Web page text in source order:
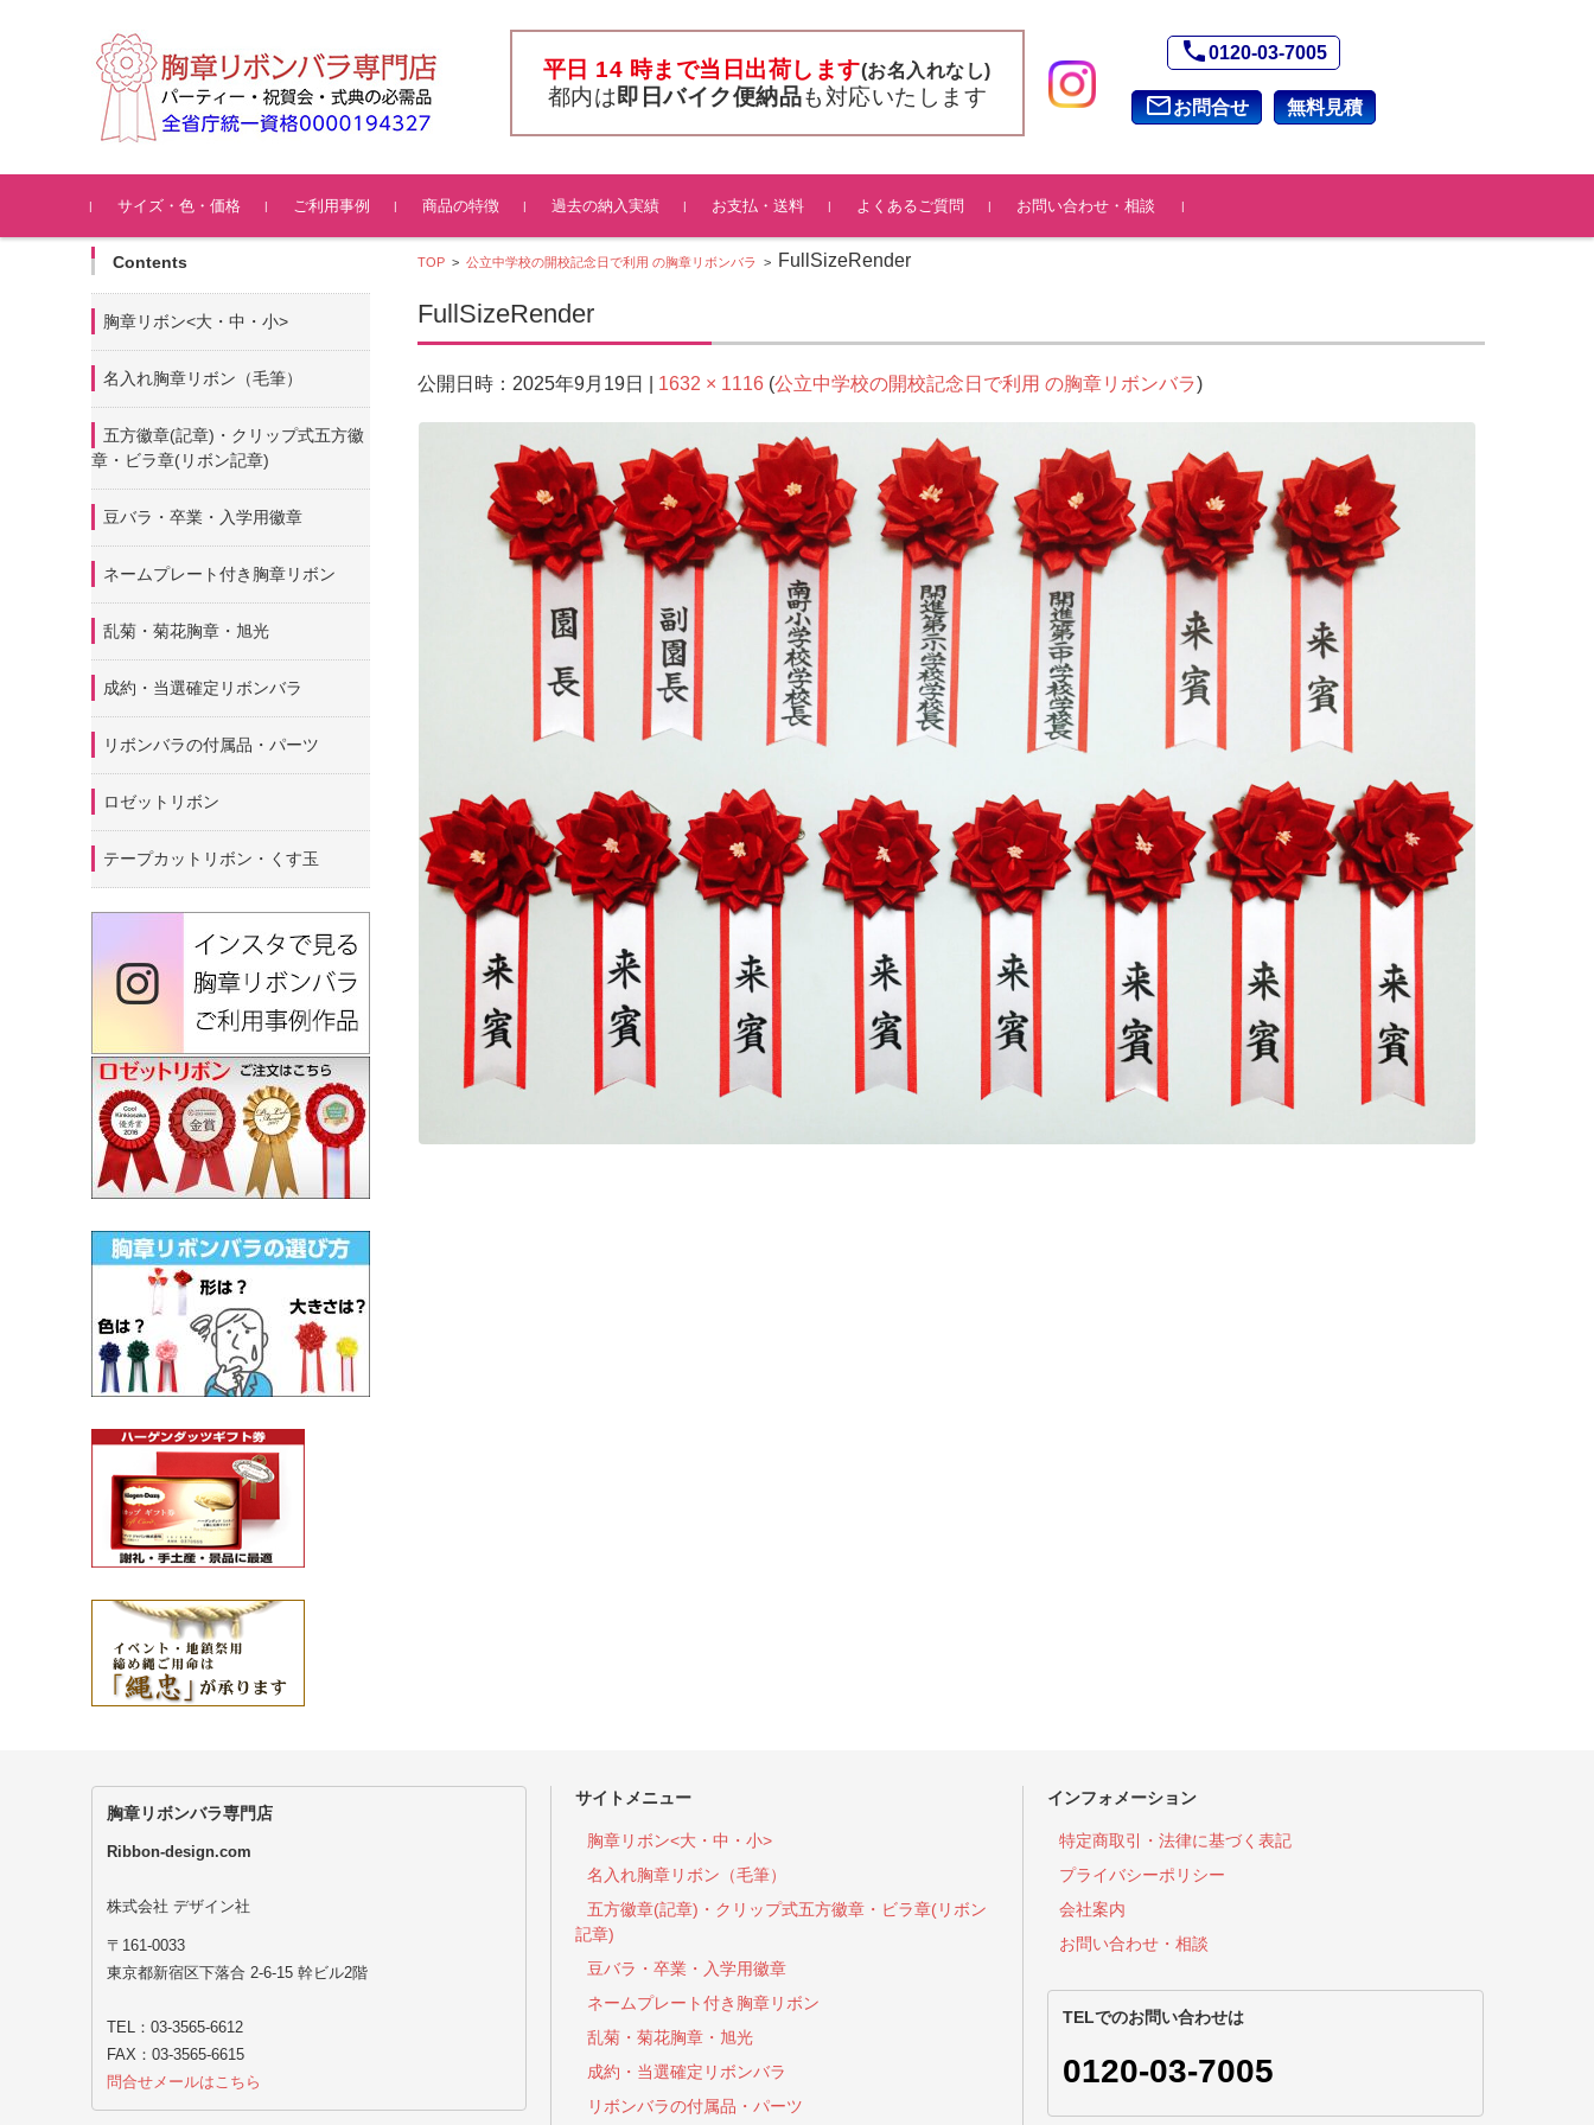
phone0120-03-7005
mail_outlineお問合せ 無料見積
平日 14 時まで当日出荷します(お名入れなし)
都内は即日バイク便納品も対応いたします
コンテンツに移動
サイズ・色・価格 ご利用事例 商品の特徴 過去の納入実績 お支払・送料 よくあるご質問 お問い合わせ・相談
TOP > 公立中学校の開校記念日で利用 の胸章リボンバラ > FullSizeRender
FullSizeRender
公開日時： 2025年9月19日 1632 × 1116 (公立中学校の開校記念日で利用 の胸章リボンバラ)
Contents
胸章リボン<大・中・小>
名入れ胸章リボン（毛筆）
五方徽章(記章)・ クリップ式五方徽
章・ビラ章(リボン記章)
豆バラ・卒業・入学用徽章
ネームプレート付き胸章リボン
乱菊・菊花胸章・旭光
成約・当選確定リボンバラ
リボンバラの付属品・パーツ
ロゼットリボン
テープカットリボン・くす玉
胸章リボンバラ専門店
Ribbon-design.com
株式会社 デザイン社
〒161-0033
東京都新宿区下落合 2-6-15 幹ビル2階
TEL：03-3565-6612
FAX：03-3565-6615
問合せメールはこちら
サイトメニュー
胸章リボン<大・中・小>
名入れ胸章リボン（毛筆）
五方徽章(記章)・ クリップ式五方徽章・ビラ章(リボン
記章)
豆バラ・卒業・入学用徽章
ネームプレート付き胸章リボン
乱菊・菊花胸章・旭光
成約・当選確定リボンバラ
リボンバラの付属品・パーツ
インフォメーション
特定商取引・法律に基づく表記
プライバシーポリシー
会社案内
お問い合わせ・相談
TELでのお問い合わせは
0120-03-7005